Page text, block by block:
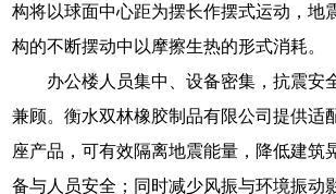
构将以球面中心距为摆长作摆式运动，地
构的不断摆动中以摩擦生热的形式消耗。
办公楼人员集中、设备密集，抗震安
兼顾。衡水双林橡胶制品有限公司提供适
座产品，可有效隔离地震能量，降低建筑
备与人员安全；同时减少风振与环境振动